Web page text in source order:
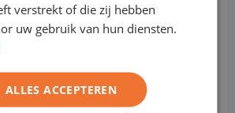
af wanneer het jou
25 of 41 maanden is... het
uit.
krijg je geen last van
verstrekt of die zij hebben
uw gebruik van hun diensten.
ALLES ACCEPTEREN